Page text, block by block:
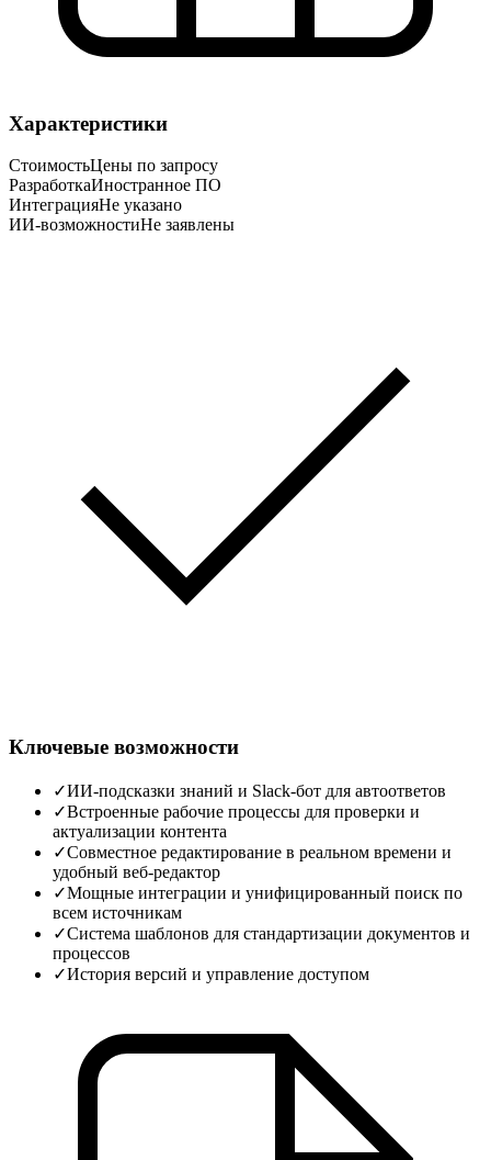
Характеристики
СтоимостьЦены по запросу
РазработкаИностранное ПО
ИнтеграцияНе указано
ИИ-возможностиНе заявлены
Ключевые возможности
✓ИИ-подсказки знаний и Slack-бот для автоответов
✓Встроенные рабочие процессы для проверки и
актуализации контента
✓Совместное редактирование в реальном времени и
удобный веб-редактор
✓Мощные интеграции и унифицированный поиск по
всем источникам
✓Система шаблонов для стандартизации документов и
процессов
✓История версий и управление доступом